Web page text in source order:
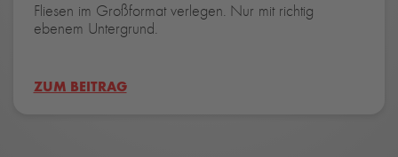
Fliesen im Großformat verlegen. Nur mit richtig
ebenem Untergrund.
ZUM BEITRAG